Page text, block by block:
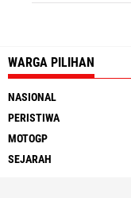
WARGA PILIHAN
NASIONAL
PERISTIWA
MOTOGP
SEJARAH